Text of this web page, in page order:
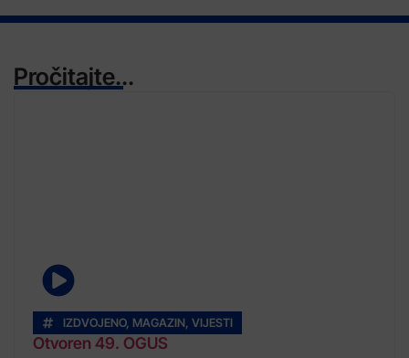
Pročitajte...
IZDVOJENO, MAGAZIN VIJESTI
Otvoren 49. OGUS